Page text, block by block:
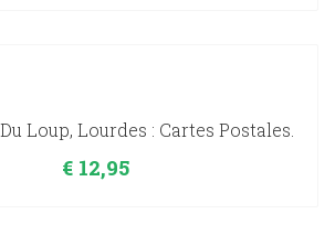
Loup, Lourdes : Cartes Postales.
€ 12,95